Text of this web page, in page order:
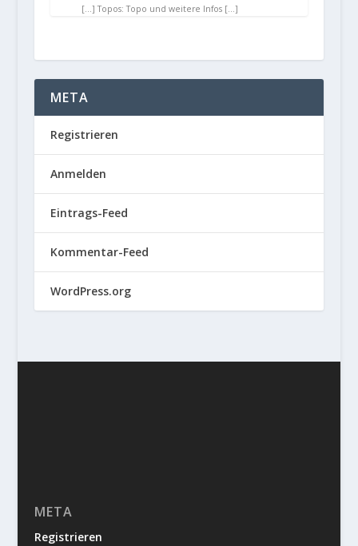
[…] Topos: Topo und weitere Infos […]
META
Registrieren
Anmelden
Eintrags-Feed
Kommentar-Feed
WordPress.org
META
Registrieren